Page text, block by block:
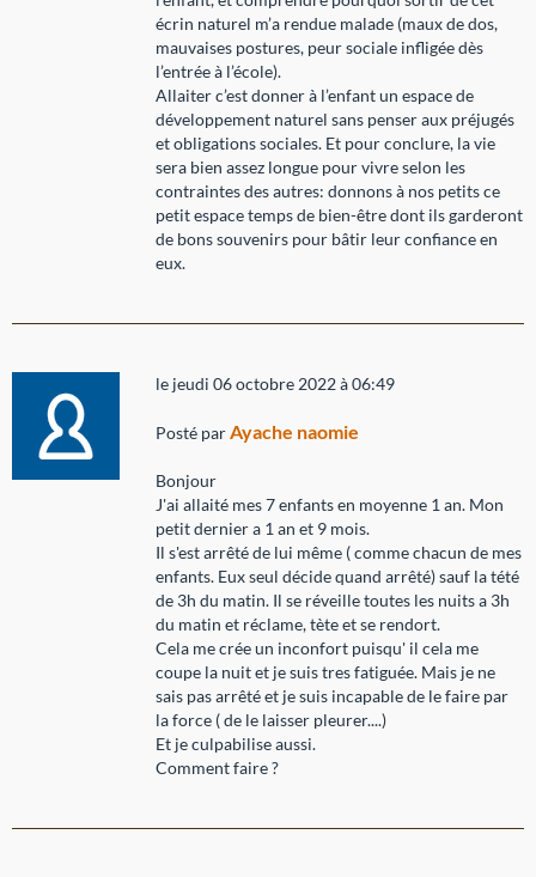
écrin naturel m’a rendue malade (maux de dos,
mauvaises postures, peur sociale infligée dès
l’entrée à l’école).
Allaiter c’est donner à l’enfant un espace de
développement naturel sans penser aux préjugés
et obligations sociales. Et pour conclure, la vie
sera bien assez longue pour vivre selon les
contraintes des autres: donnons à nos petits ce
petit espace temps de bien-être dont ils garderont
de bons souvenirs pour bâtir leur confiance en
eux.
le jeudi 06 octobre 2022 à 06:49
Posté parAyache naomie
Bonjour
J'ai allaité mes 7 enfants en moyenne 1 an. Mon
petit dernier a 1 an et 9 mois.
Il s'est arrêté de lui même ( comme chacun de mes
enfants. Eux seul décide quand arrêté) sauf la tété
de 3h du matin. Il se réveille toutes les nuits a 3h
du matin et réclame, tète et se rendort.
Cela me crée un inconfort puisqu' il cela me
coupe la nuit et je suis tres fatiguée. Mais je ne
sais pas arrêté et je suis incapable de le faire par
la force ( de le laisser pleurer....)
Et je culpabilise aussi.
Comment faire ?